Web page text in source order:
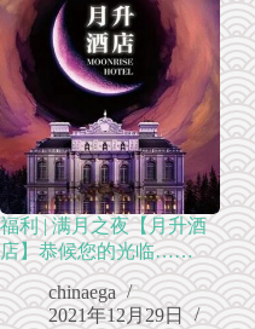
福利 | 满月之夜【月升酒
店】恭候您的光临……
chinaega
2021年12月29日